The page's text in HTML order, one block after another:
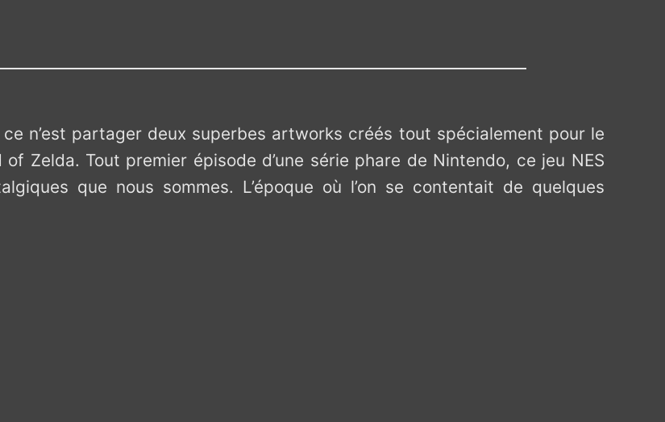
n’est partager deux superbes artworks créés tout spécialement pour le
Zelda. Tout premier épisode d’une série phare de Nintendo, ce jeu NES
que nous sommes. L’époque où l’on se contentait de quelques